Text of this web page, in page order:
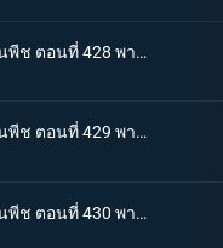
One piece วันพีช ตอนที่ 428 พากย์ไทย ตอนพิเศษก่อนเข้าภาคมูฟวี่! โจรสลัดอามิโก้บุกโจมตี!
One piece วันพีช ตอนที่ 429 พากย์ไทย ตอนพิเศษก่อนเข้าภาคมูฟวี่! ศึกชี้ชะตา ลูฟี่ ปะทะ ลาร์โก้
One piece วันพีช ตอนที่ 430 พากย์ไทย เจ็ดเทพโจรสลัดที่ถูกจองจำ! ชายชาตรีแห่งท้องทะเล "จินเบ"